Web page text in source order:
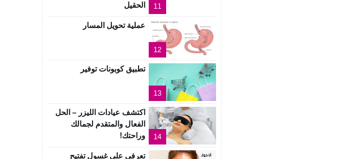
11
الحقيل
12
عملية تحويل المسار
13
تطبيق كوبونات توفير
14
اكتشف عيادات الليزر – الحل
الفعال والمتقدم لجمالك
وراحتك!
تعرفي على غسول تفتيح